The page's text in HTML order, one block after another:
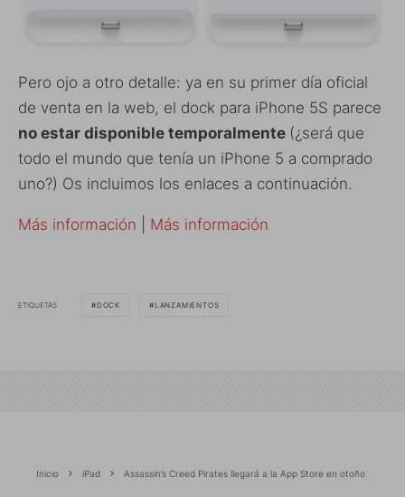
Pero ojo a otro detalle: ya en su primer día oficial
de venta en la web, el dock para iPhone 5S parece
no estar disponible temporalmente (¿será que
todo el mundo que tenía un iPhone 5 a comprado
uno?) Os incluimos los enlaces a continuación.
Más información Más información
ETIQUETAS DOCK LANZAMIENTOS
Inicio iPad Assassin’s Creed Pirates llegará a la App Store en otoño